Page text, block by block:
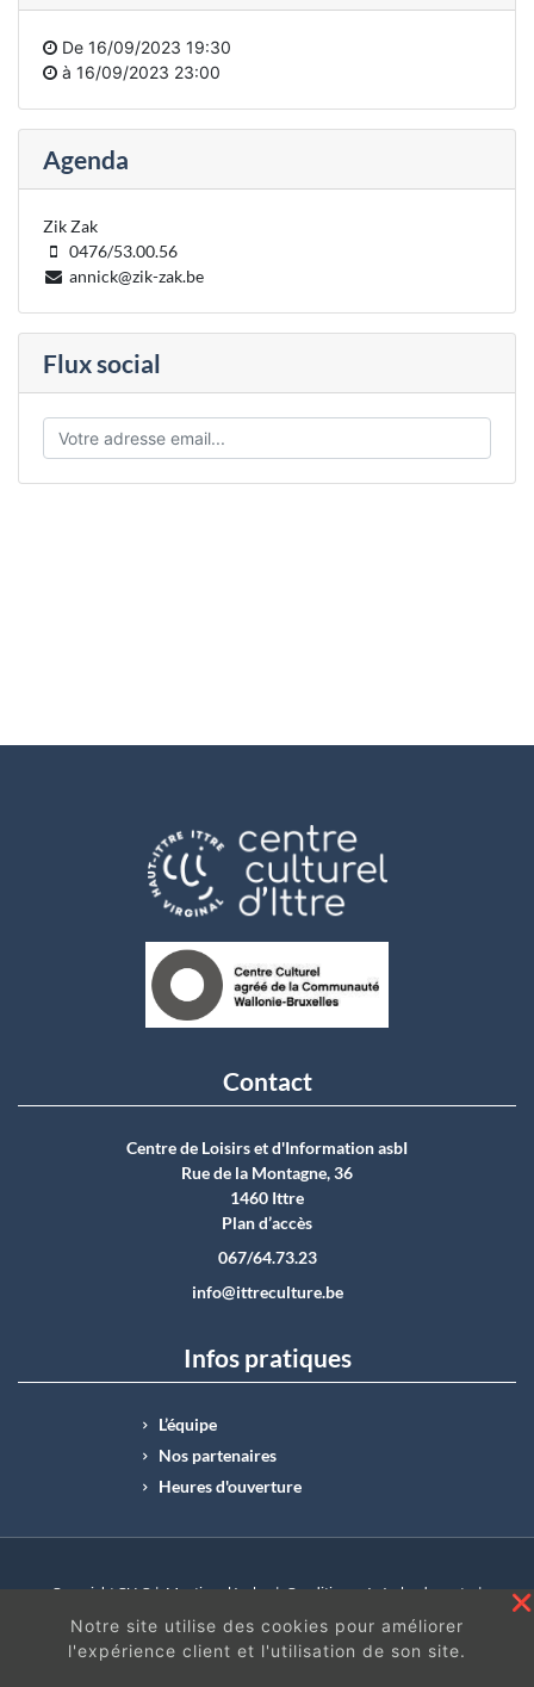
De 16/09/2023 19:30
à 16/09/2023 23:00
Agenda
Zik Zak
0476/53.00.56
annick@zik-zak.be
Flux social
Contact
Centre de Loisirs et d'Information asbI
Rue de la Montagne, 36
1460 Ittre
Plan d’accès
067/64.73.23
info@ittreculture.be
Infos pratiques
L’équipe
Nos partenaires
Heures d'ouverture
Copyright CLI © | Mentions légales | Conditions générales de vente |
N°Entreprise : BE0414.742.009 |
BE50 0012 6285 4518
Notre site utilise des cookies pour améliorer
l'expérience client et l'utilisation de son site.